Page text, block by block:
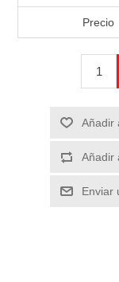
Precio
Añadir
Añadir
Enviar